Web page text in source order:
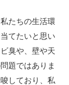
たちの生活環
てたいと思い
臭や、壁や天
題ではありま
しており、私